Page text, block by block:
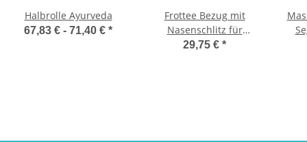
Halbrolle Ayurveda
67,83 € - 71,40 € *
Frottee Bezug mit
Nasenschlitz für
Therapieliegen
29,75 € *